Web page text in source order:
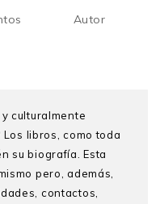
Autor
culturalmente
libros, como toda
su biografía. Esta
pero, además,
contactos,